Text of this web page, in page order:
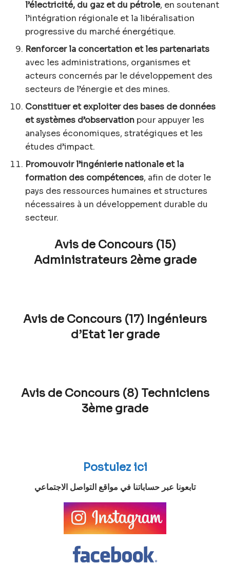
l’électricité, du gaz et du pétrole, en soutenant
l’intégration régionale et la libéralisation
progressive du marché énergétique.
Renforcer la concertation et les partenariats
avec les administrations, organismes et
acteurs concernés par le développement des
secteurs de l’énergie et des mines.
Constituer et exploiter des bases de données
et systèmes d’observation pour appuyer les
analyses économiques, stratégiques et les
études d’impact.
Promouvoir l’ingénierie nationale et la
formation des compétences, afin de doter le
pays des ressources humaines et structures
nécessaires à un développement durable du
secteur.
Avis de Concours (15)
Administrateurs 2ème grade
Avis de Concours (17) Ingénieurs
d’Etat 1er grade
Avis de Concours (8) Techniciens
3ème grade
Postulez ici
تابعونا عبر حساباتنا في مواقع التواصل الاجتماعي